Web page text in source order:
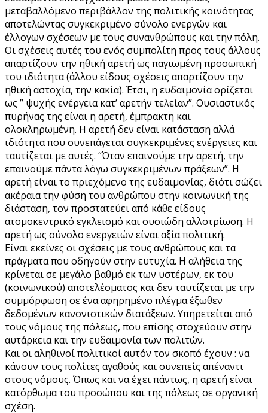
μεταβαλλόμενο περιβάλλον της πολιτικής κοινότητας
αποτελώντας συγκεκριμένο σύνολο ενεργών και
έλλογων σχέσεων με τους συνανθρώπους και την πόλη.
Οι σχέσεις αυτές του ενός συμπολίτη προς τους άλλους
απαρτίζουν την ηθική αρετή ως παγιωμένη προσωπική
του ιδιότητα (άλλου είδους σχέσεις απαρτίζουν την
ηθική αστοχία, την κακία). Έτσι, η ευδαιμονία ορίζεται
ως ” ψυχής ενέργεια κατ’ αρετήν τελείαν”. Ουσιαστικός
πυρήνας της είναι η αρετή, έμπρακτη και
ολοκληρωμένη. Η αρετή δεν είναι κατάσταση αλλά
ιδιότητα που συνεπάγεται συγκεκριμένες ενέργειες και
ταυτίζεται με αυτές. “Όταν επαινούμε την αρετή, την
επαινούμε πάντα λόγω συγκεκριμένων πράξεων”. Η
αρετή είναι το πριεχόμενο της ευδαιμονίας, διότι σώζει
ακέραια την φύση του ανθρώπου στην κοινωνική της
διάσταση, τον προστατεύει από κάθε είδους
ατομοκεντρικό εγκλεισμό και ουσιώδη αλλοτρίωση. Η
αρετή ως σύνολο ενεργειών είναι αξία πολιτική.
Είναι εκείνες οι σχέσεις με τους ανθρώπους και τα
πράγματα που οδηγούν στην ευτυχία. Η αλήθεια της
κρίνεται σε μεγάλο βαθμό εκ των υστέρων, εκ του
(κοινωνικού) αποτελέσματος και δεν ταυτίζεται με την
συμμόρφωση σε ένα αφηρημένο πλέγμα έξωθεν
δεδομένων κανονιστικών διατάξεων. Υπηρετείται από
τους νόμους της πόλεως, που επίσης στοχεύουν στην
αυτάρκεια και την ευδαιμονία των πολιτών.
Και οι αληθινοί πολιτικοί αυτόν τον σκοπό έχουν : να
κάνουν τους πολίτες αγαθούς και συνεπείς απέναντι
στους νόμους. Όπως και να έχει πάντως, η αρετή είναι
κατόρθωμα του προσώπου και της πόλεως σε οργανική
σχέση.